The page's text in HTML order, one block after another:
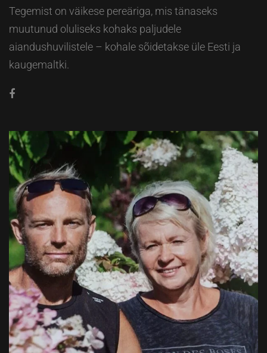
Tegemist on väikese pereäriga, mis tänaseks
muutunud oluliseks kohaks paljudele
aiandushuvilistele – kohale sõidetakse üle Eesti ja
kaugemaltki.